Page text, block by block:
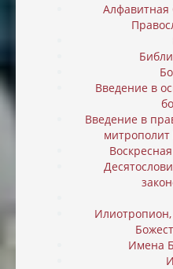
Алфавитная
Введение в
Введение в
митрополит
Имена